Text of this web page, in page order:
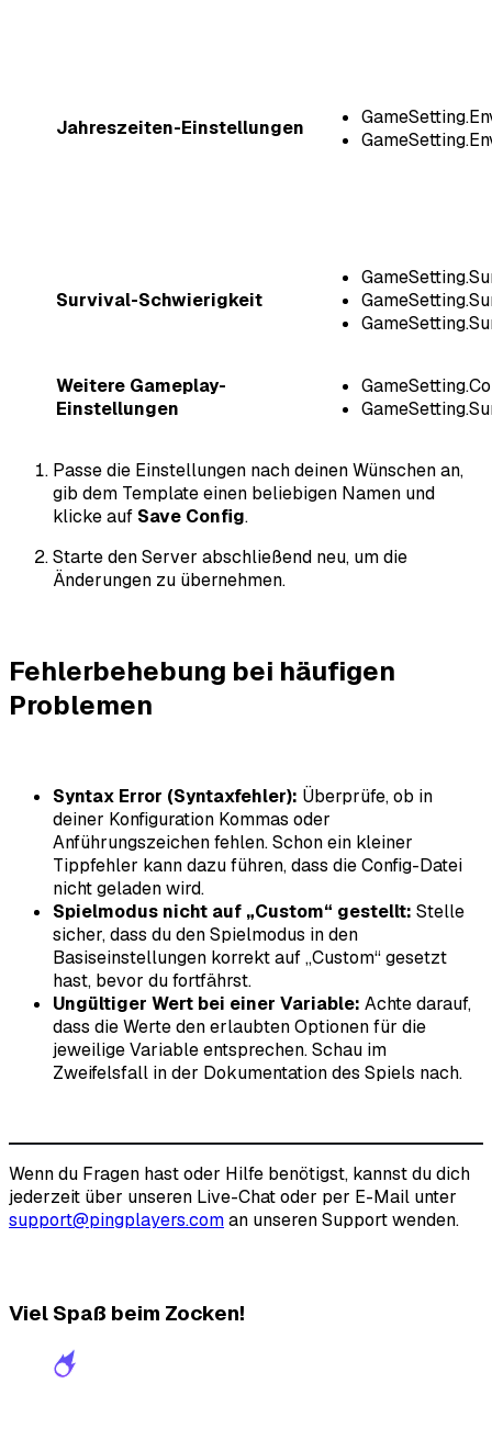
Jahreszeiten-Einstellungen
Survival-Schwierigkeit
Weitere Gameplay-
Einstellungen
Passe die Einstellungen nach deinen Wünschen an,
gib dem Template einen beliebigen Namen und
klicke auf Save Config.
Starte den Server abschließend neu, um die
Änderungen zu übernehmen.
Fehlerbehebung bei häufigen
Problemen
Syntax Error (Syntaxfehler): Überprüfe, ob in
deiner Konfiguration Kommas oder
Anführungszeichen fehlen. Schon ein kleiner
Tippfehler kann dazu führen, dass die Config-Datei
nicht geladen wird.
Spielmodus nicht auf „Custom“ gestellt: Stelle
sicher, dass du den Spielmodus in den
Basiseinstellungen korrekt auf „Custom“ gesetzt
hast, bevor du fortfährst.
Ungültiger Wert bei einer Variable: Achte darauf,
dass die Werte den erlaubten Optionen für die
jeweilige Variable entsprechen. Schau im
Zweifelsfall in der Dokumentation des Spiels nach.
Wenn du Fragen hast oder Hilfe benötigst, kannst du dich
jederzeit über unseren Live-Chat oder per E-Mail unter
support@pingplayers.coman unseren Support wenden.
Viel Spaß beim Zocken!